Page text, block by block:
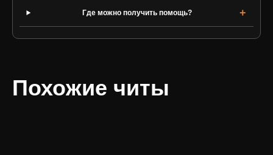
Где можно получить помощь?
Похожие читы